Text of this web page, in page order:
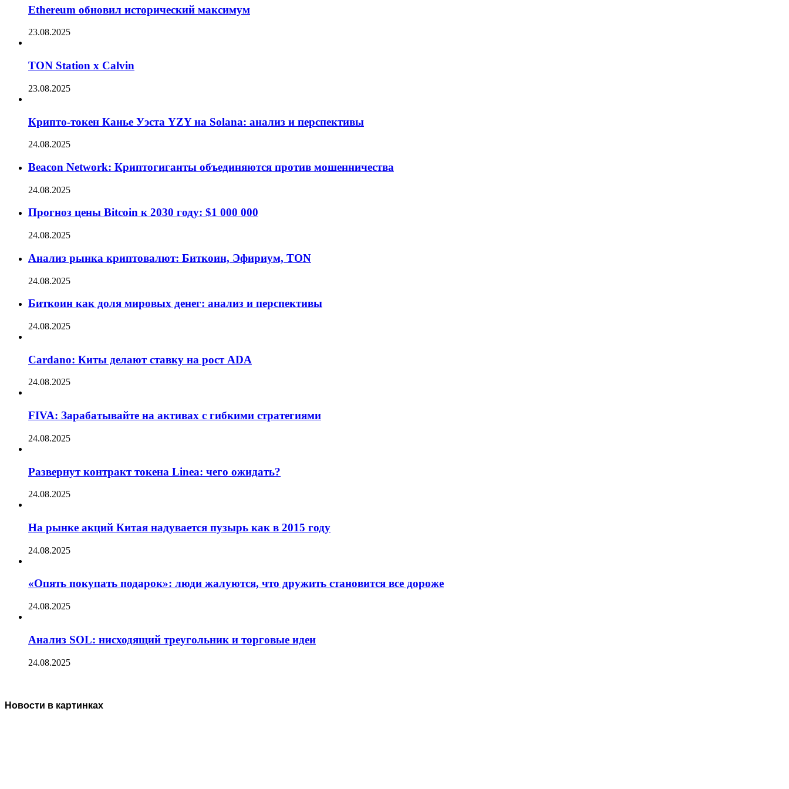
Ethereum обновил исторический максимум
23.08.2025
TON Station x Calvin
23.08.2025
Крипто-токен Канье Уэста YZY на Solana: анализ и перспективы
24.08.2025
Beacon Network: Криптогиганты объединяются против мошенничества
24.08.2025
Прогноз цены Bitcoin к 2030 году: $1 000 000
24.08.2025
Анализ рынка криптовалют: Биткоин, Эфириум, TON
24.08.2025
Биткоин как доля мировых денег: анализ и перспективы
24.08.2025
Cardano: Киты делают ставку на рост ADA
24.08.2025
FIVA: Зарабатывайте на активах с гибкими стратегиями
24.08.2025
Развернут контракт токена Linea: чего ожидать?
24.08.2025
На рынке акций Китая надувается пузырь как в 2015 году
24.08.2025
«Опять покупать подарок»: люди жалуются, что дружить становится все дороже
24.08.2025
Анализ SOL: нисходящий треугольник и торговые идеи
24.08.2025
Новости в картинках